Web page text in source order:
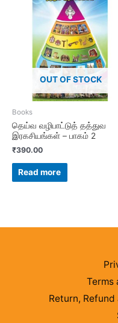
OUT OF STOCK
Books
தெய்வ வழிபாட்டுத் தத்துவ
இரகசியங்கள் – பாகம் 2
₹390.00
Read more
Terms
Return,